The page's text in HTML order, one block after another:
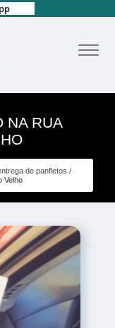
NA RUA
de panfletos
Velho